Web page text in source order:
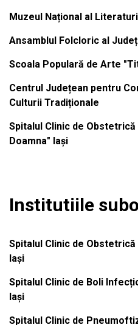
Muzeul Național al
Ansamblul Folcloric al
Scoala Populară de Arte
Centrul Județean pentru
Culturii Tradiționale
Spitalul Clinic de
Doamna" Iași
Institutiile
Spitalul Clinic de
Iași
Spitalul Clinic de Boli
Iași
Spitalul Clinic de